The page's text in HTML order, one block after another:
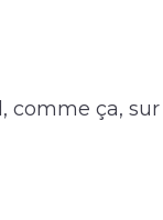
comme ça, sur